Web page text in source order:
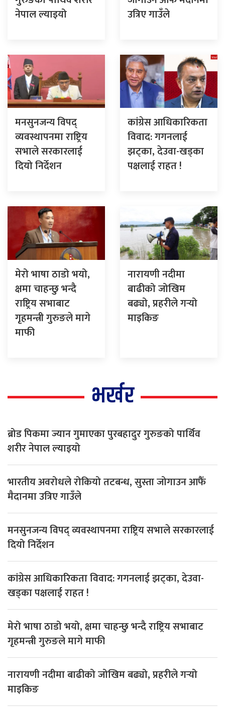
नेपाल ल्याइयो
उत्रिए गाउँले
मनसुनजन्य विपद्
व्यवस्थापनमा राष्ट्रिय
सभाले सरकारलाई
दियो निर्देशन
कांग्रेस आधिकारिकता
विवाद: गगनलाई
झट्का, देउवा-खड्का
पक्षलाई राहत !
मेरो भाषा ठाडो भयो,
क्षमा चाहन्छु भन्दै
राष्ट्रिय सभाबाट
गृहमन्त्री गुरुङले मागे
माफी
नारायणी नदीमा
बाढीको जोखिम
बढ्यो, प्रहरीले गर्‍यो
माइकिङ
भर्खर
ब्रोड पिकमा ज्यान गुमाएका पुरबहादुर गुरुङको पार्थिव
शरीर नेपाल ल्याइयो
भारतीय अवरोधले रोकियो तटबन्ध, सुस्ता जोगाउन आफैँ
मैदानमा उत्रिए गाउँले
मनसुनजन्य विपद् व्यवस्थापनमा राष्ट्रिय सभाले सरकारलाई
दियो निर्देशन
कांग्रेस आधिकारिकता विवाद: गगनलाई झट्का, देउवा-
खड्का पक्षलाई राहत !
मेरो भाषा ठाडो भयो, क्षमा चाहन्छु भन्दै राष्ट्रिय सभाबाट
गृहमन्त्री गुरुङले मागे माफी
नारायणी नदीमा बाढीको जोखिम बढ्यो, प्रहरीले गर्‍यो
माइकिङ